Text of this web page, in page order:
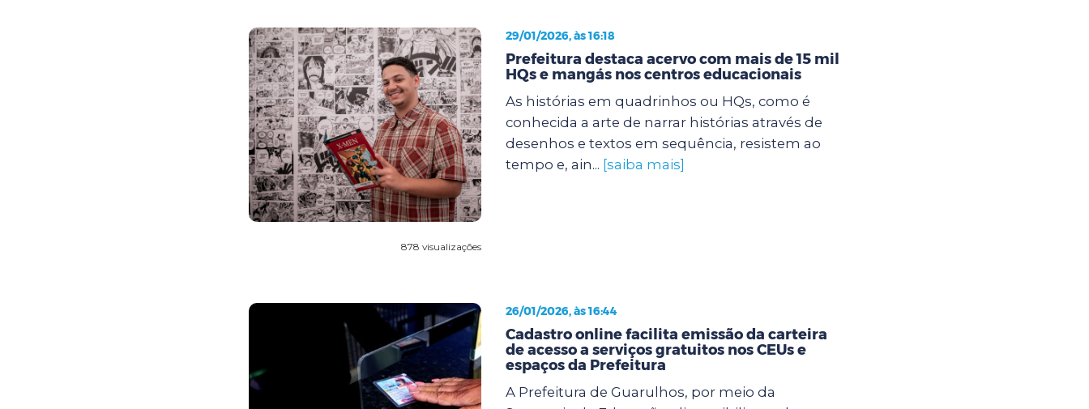
878 visualizações
29/01/2026, às 16:18
Prefeitura destaca acervo com mais de 15 mil
HQs e mangás nos centros educacionais
As histórias em quadrinhos ou HQs, como é
conhecida a arte de narrar histórias através de
desenhos e textos em sequência, resistem ao
tempo e, ain... [saiba mais]
26/01/2026, às 16:44
Cadastro online facilita emissão da carteira
de acesso a serviços gratuitos nos CEUs e
espaços da Prefeitura
A Prefeitura de Guarulhos, por meio da